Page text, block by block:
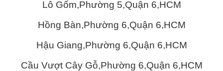
Lô Gốm,Phường 5,Quận 6,HCM
Hồng Bàn,Phường 6,Quận 6,HCM
Hậu Giang,Phường 6,Quận 6,HCM
Cầu Vượt Cây Gỗ,Phường 6,Quận 6,HCM